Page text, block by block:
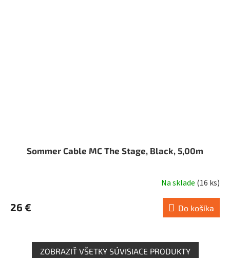
Sommer Cable MC The Stage, Black, 5,00m
Na sklade (16 ks)
26 € Do košíka
ZOBRAZIŤ VŠETKY SÚVISIACE PRODUKTY